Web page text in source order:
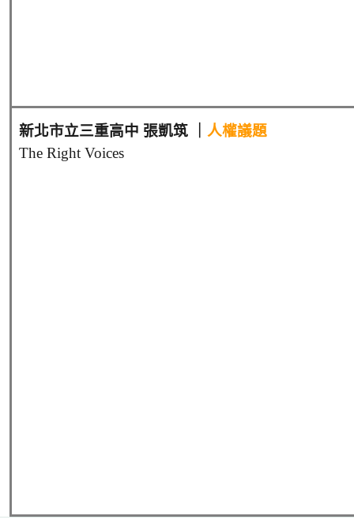
新北市立三重高中 張凱筑
人權議題
The Right Voices